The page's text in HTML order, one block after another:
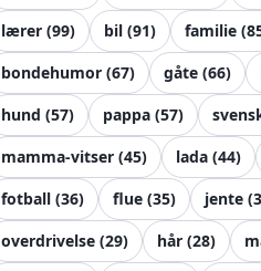
lærer (99) bil (91) familie (
bondehumor (67) gåte (66)
hund (57) pappa (57)
mamma-vitser (45) lada (44)
fotball (36) flue (35) jente (
overdrivelse (29) hår (28)